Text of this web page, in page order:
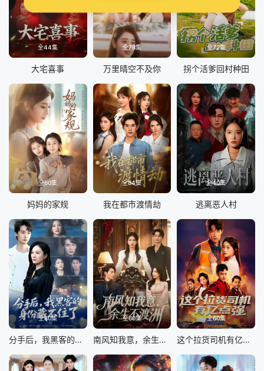
全44集
大宅喜事
全78集
万里晴空不及你
全72集
拐个活爹回村种田
全60集
妈妈的家规
全84集
我在都市渡情劫
全40集
逃离恶人村
全80集
分手后，我黑客的身份藏不住了
全60集
南风知我意，余生不渡洲
全60集
这个拉货司机有亿点强